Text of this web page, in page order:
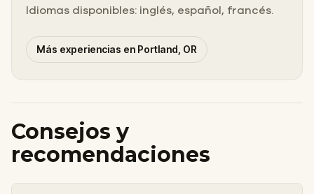
Idiomas disponibles: inglés, español, francés.
Más experiencias en Portland, OR
Consejos y
recomendaciones